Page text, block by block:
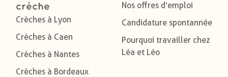
crèche
Crèches à Lyon
Crèches à Caen
Crèches à Nantes
Crèches à Bordeaux
Nos offres d’emploi
Candidature spontannée
Pourquoi travailler chez
Léa et Léo